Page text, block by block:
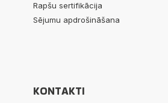
Rapšu sertifikācija
Sējumu apdrošināšana
KONTAKTI